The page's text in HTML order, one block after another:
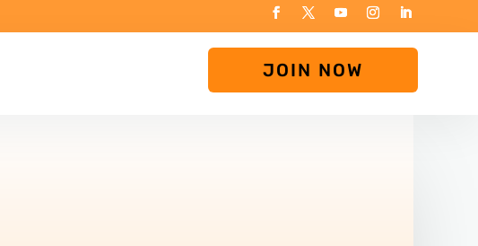
JOIN NOW